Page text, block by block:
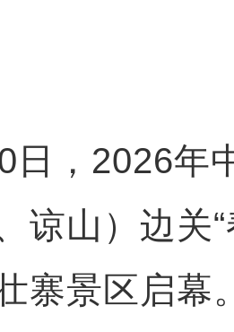
，2026年中
谅山）边关
寨景区启幕